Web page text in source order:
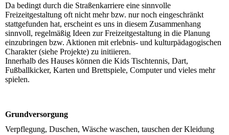
Da bedingt durch die Straßenkarriere eine sinnvolle
Freizeitgestaltung oft nicht mehr bzw. nur noch eingeschränkt
stattgefunden hat, erscheint es uns in diesem Zusammenhang
sinnvoll, regelmäßig Ideen zur Frei­zeit­ge­staltung in die Planung
einzubringen bzw. Aktionen mit erlebnis- und kultur­pä­dagogischen
Charakter (siehe Projekte) zu initiieren.
Innerhalb des Hauses können die Kids Tischtennis, Dart,
Fußballkicker, Karten und Brettspiele, Computer und vieles mehr
spielen.
Grundversorgung
Verpflegung, Duschen, Wäsche waschen, tauschen der Kleidung